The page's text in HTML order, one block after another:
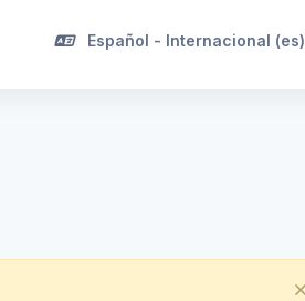
Español - Internacional ‎(es)‎